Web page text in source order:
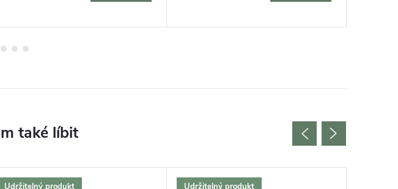
Udržitelný produkt Udržitelný produkt